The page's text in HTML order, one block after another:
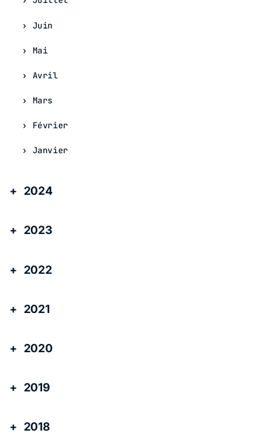
Juin
Mai
Avril
Mars
Février
Janvier
2024
2023
2022
2021
2020
2019
2018